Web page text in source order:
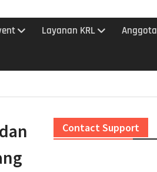
Layanan KRL Anggota
Contact Support